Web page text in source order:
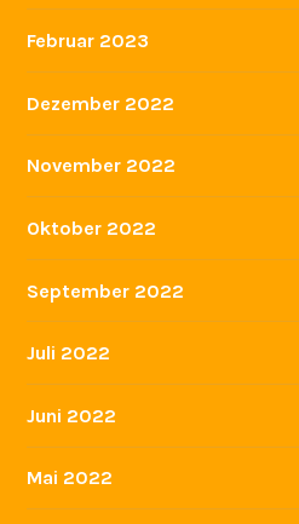
Februar 2023
Dezember 2022
November 2022
Oktober 2022
September 2022
Juli 2022
Juni 2022
Mai 2022